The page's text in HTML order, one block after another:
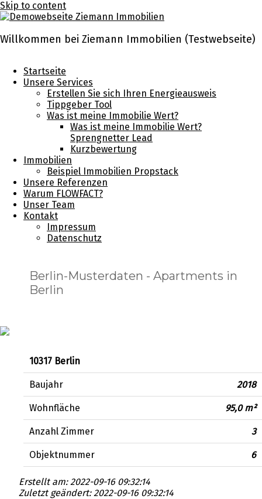
Skip to content
Willkommen bei Ziemann Immobilien (Testwebseite)
Startseite
Unsere Services
Erstellen Sie sich Ihren Energieausweis
Tippgeber Tool
Was ist meine Immobilie Wert?
Was ist meine Immobilie Wert?
Sprengnetter Lead
Kurzbewertung
Immobilien
Beispiel Immobilien Propstack
Unsere Referenzen
Warum FLOWFACT?
Unser Team
Kontakt
Impressum
Datenschutz
Berlin-Musterdaten - Apartments in
Berlin
10317 Berlin
Baujahr 2018
Wohnfläche 95,0 m²
Anzahl Zimmer 3
Objektnummer 6
Erstellt am: 2022-09-16 09:32:14
Zuletzt geändert: 2022-09-16 09:32:14